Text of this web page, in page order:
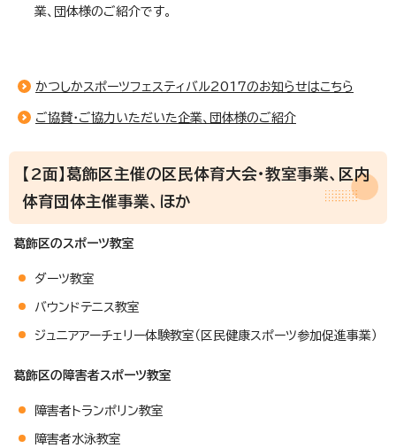
業、団体様のご紹介です。
かつしかスポーツフェスティバル2017のお知らせはこちら
ご協賛・ご協力いただいた企業、団体様のご紹介
【2面】葛飾区主催の区民体育大会・教室事業、区内
体育団体主催事業、ほか
葛飾区のスポーツ教室
ダーツ教室
バウンドテニス教室
ジュニアアーチェリー体験教室（区民健康スポーツ参加促進事業）
葛飾区の障害者スポーツ教室
障害者トランポリン教室
障害者水泳教室